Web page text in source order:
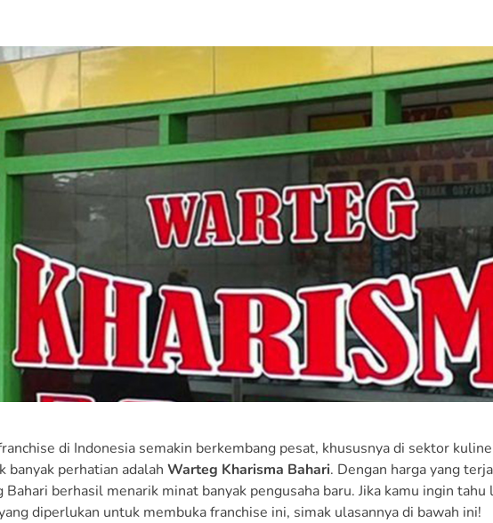
di Indonesia semakin berkembang pesat, khususnya di sektor
banyak perhatian adalah Warteg Kharisma Bahari. Dengan harga yang
Bahari berhasil menarik minat banyak pengusaha baru. Jika kamu ingin
diperlukan untuk membuka franchise ini, simak ulasannya di bawah ini!